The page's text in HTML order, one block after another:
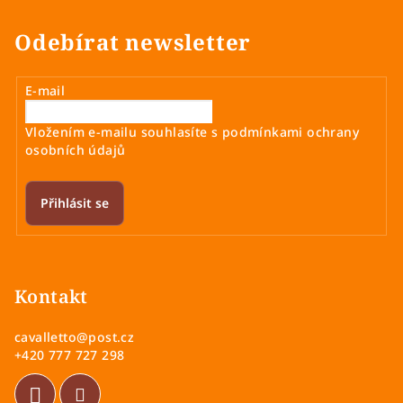
í
k
i
í
Odebírat newsletter
E-mail
Vložením e-mailu souhlasíte s podmínkami ochrany
osobních údajů
Přihlásit se
Kontakt
cavalletto@post.cz
+420 777 727 298